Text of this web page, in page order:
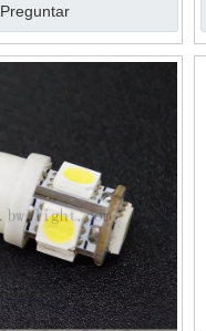
Preguntar